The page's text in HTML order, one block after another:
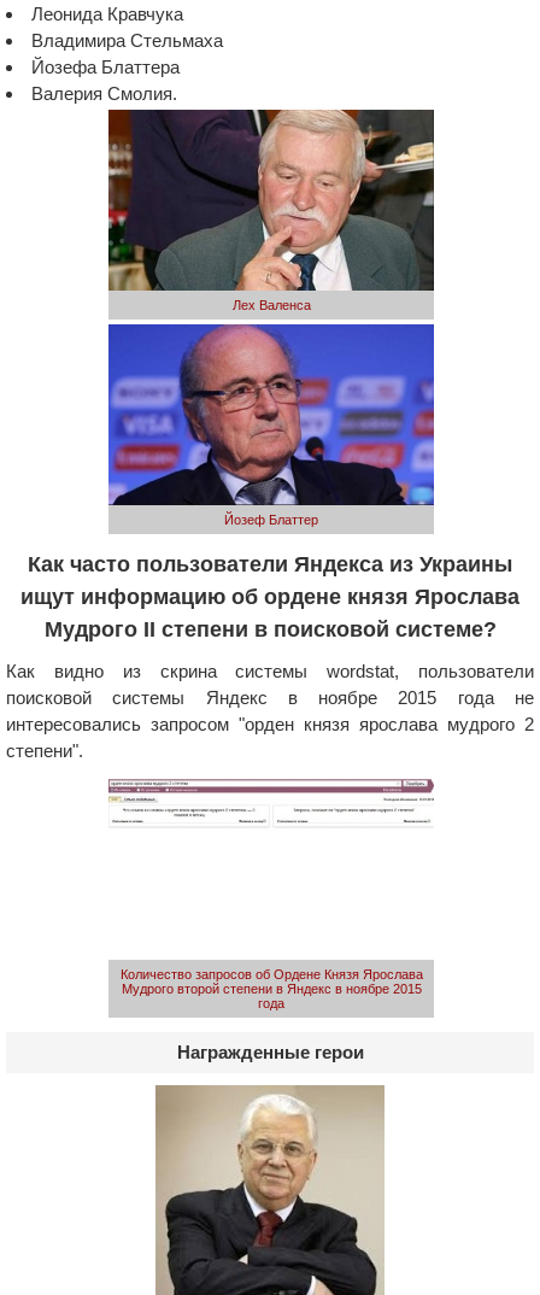
Леонида Кравчука
Владимира Стельмаха
Йозефа Блаттера
Валерия Смолия.
Лех Валенса
Йозеф Блаттер
Как часто пользователи Яндекса из Украины
ищут информацию об ордене князя Ярослава
Мудрого II степени в поисковой системе?
Как видно из скрина системы wordstat, пользователи
поисковой системы Яндекс в ноябре 2015 года не
интересовались запросом "орден князя ярослава мудрого 2
степени".
Количество запросов об Ордене Князя Ярослава
Мудрого второй степени в Яндекс в ноябре 2015
года
Награжденные герои